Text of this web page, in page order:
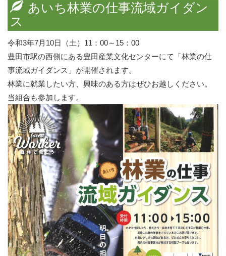
あいち林業の仕事流域ガイダン
ス
令和3年7月10日（土）11：00～15：00
豊田市駅の西側にある豊田産業文化センターにて「林業の仕
事流域ガイダンス」が開催されます。
林業に就業したい方、興味のある方はぜひお越しください。
当組合も参加します。